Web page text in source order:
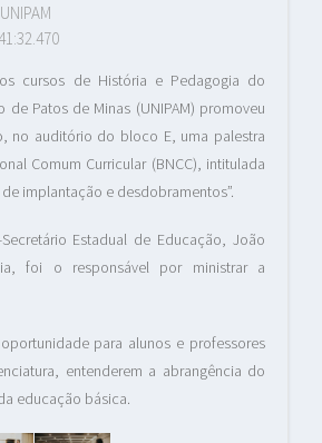
cursos de História e Pedagogia do
de Patos de Minas (UNIPAM) promoveu
no auditório do bloco E, uma palestra
Comum Curricular (BNCC), intitulada
de implantação e desdobramentos”.
Estadual de Educação, João
foi o responsável por ministrar a
para alunos e professores
entenderem a abrangência do
educação básica.